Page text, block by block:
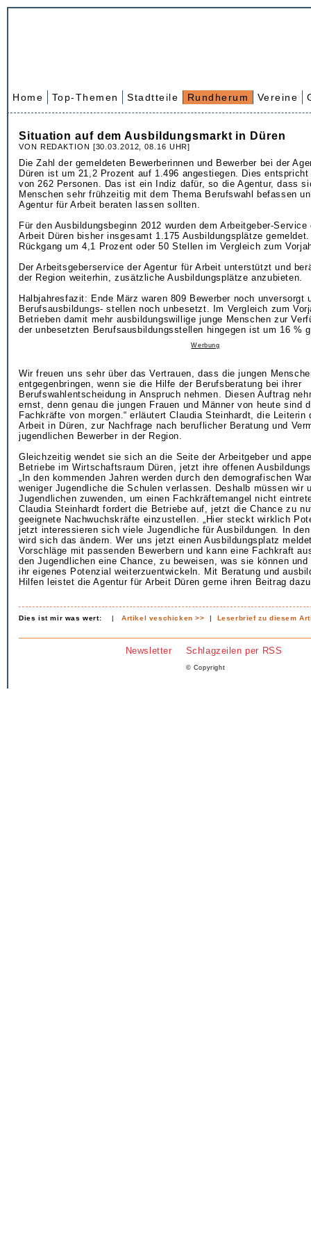
Home Top-Themen Stadtteile Rundherum Vereine
Situation auf dem Ausbildungsmarkt in Düren
VON REDAKTION [30.03.2012, 08.16 UHR]
Die Zahl der gemeldeten Bewerberinnen und Bewerber bei der
Düren ist um 21,2 Prozent auf 1.496 angestiegen. Dies
von 262 Personen. Das ist ein Indiz dafür, so die Agentur, dass
Menschen sehr frühzeitig mit dem Thema Berufswahl befassen
Agentur für Arbeit beraten lassen sollten.
Für den Ausbildungsbeginn 2012 wurden dem Arbeitgeber-
Arbeit Düren bisher insgesamt 1.175 Ausbildungsplätze
Rückgang um 4,1 Prozent oder 50 Stellen im Vergleich zum
Der Arbeitsgeberservice der Agentur für Arbeit unterstützt und
der Region weiterhin, zusätzliche Ausbildungsplätze anzubieten.
Halbjahresfazit: Ende März waren 809 Bewerber noch unversorgt
Berufsausbildungs- stellen noch unbesetzt. Im Vergleich zum
Betrieben damit mehr ausbildungswillige junge Menschen zur
der unbesetzten Berufsausbildungsstellen hingegen ist um 16 %
Werbung
Wir freuen uns sehr über das Vertrauen, dass die jungen
entgegenbringen, wenn sie die Hilfe der Berufsberatung bei ihrer
Berufswahlentscheidung in Anspruch nehmen. Diesen Auftrag
ernst, denn genau die jungen Frauen und Männer von heute sind
Fachkräfte von morgen.“ erläutert Claudia Steinhardt, die Leiterin
Arbeit in Düren, zur Nachfrage nach beruflicher Beratung und
jugendlichen Bewerber in der Region.
Gleichzeitig wendet sie sich an die Seite der Arbeitgeber und
Betriebe im Wirtschaftsraum Düren, jetzt ihre offenen
„In den kommenden Jahren werden durch den demografischen
weniger Jugendliche die Schulen verlassen. Deshalb müssen wir
Jugendlichen zuwenden, um einen Fachkräftemangel nicht
Claudia Steinhardt fordert die Betriebe auf, jetzt die Chance zu
geeignete Nachwuchskräfte einzustellen. „Hier steckt wirklich
jetzt interessieren sich viele Jugendliche für Ausbildungen. In
wird sich das ändern. Wer uns jetzt einen Ausbildungsplatz
Vorschläge mit passenden Bewerbern und kann eine Fachkraft
den Jugendlichen eine Chance, zu beweisen, was sie können
ihr eigenes Potenzial weiterzuentwickeln. Mit Beratung und
Hilfen leistet die Agentur für Arbeit Düren gerne ihren Beitrag
Dies ist mir was wert: |Artikel veschicken >> | Leserbrief zu diesem
Newsletter Schlagzeilen per RSS
© Copyright